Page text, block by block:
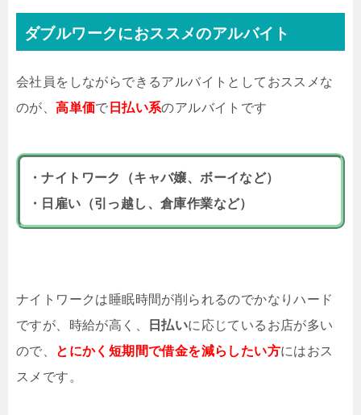
ダブルワークにおススメのアルバイト
会社員をしながらできるアルバイトとしておススメな
のが、高単価で 日払い系のアルバイトです
・ナイトワーク（キャバ嬢、ボーイなど）
・日雇い（引っ越し、倉庫作業など）
ナイトワークは睡眠時間が削られるのでかなりハード
ですが、時給が高く、
日払いに応じているお店が多い
ので、
とにかく短期間で借金を減らしたい方にはおス
スメです。